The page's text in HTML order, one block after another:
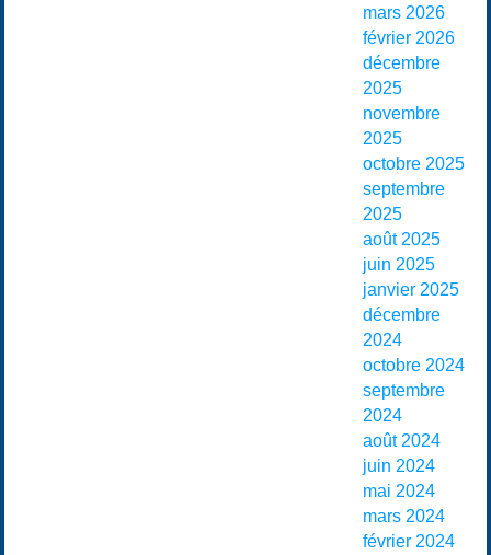
mars 2026
février 2026
décembre
2025
novembre
2025
octobre 2025
septembre
2025
août 2025
juin 2025
janvier 2025
décembre
2024
octobre 2024
septembre
2024
août 2024
juin 2024
mai 2024
mars 2024
février 2024